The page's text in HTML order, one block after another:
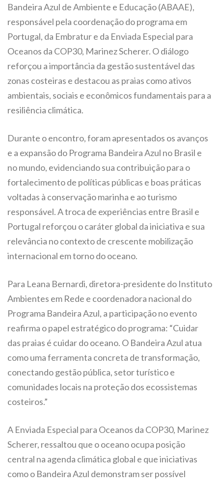
Bandeira Azul de Ambiente e Educação (ABAAE),
responsável pela coordenação do programa em
Portugal, da Embratur e da Enviada Especial para
Oceanos da COP30, Marinez Scherer. O diálogo
reforçou a importância da gestão sustentável das
zonas costeiras e destacou as praias como ativos
ambientais, sociais e econômicos fundamentais para a
resiliência climática.
Durante o encontro, foram apresentados os avanços
e a expansão do Programa Bandeira Azul no Brasil e
no mundo, evidenciando sua contribuição para o
fortalecimento de políticas públicas e boas práticas
voltadas à conservação marinha e ao turismo
responsável. A troca de experiências entre Brasil e
Portugal reforçou o caráter global da iniciativa e sua
relevância no contexto de crescente mobilização
internacional em torno do oceano.
Para Leana Bernardi, diretora-presidente do Instituto
Ambientes em Rede e coordenadora nacional do
Programa Bandeira Azul, a participação no evento
reafirma o papel estratégico do programa: “Cuidar
das praias é cuidar do oceano. O Bandeira Azul atua
como uma ferramenta concreta de transformação,
conectando gestão pública, setor turístico e
comunidades locais na proteção dos ecossistemas
costeiros.”
A Enviada Especial para Oceanos da COP30, Marinez
Scherer, ressaltou que o oceano ocupa posição
central na agenda climática global e que iniciativas
como o Bandeira Azul demonstram ser possível